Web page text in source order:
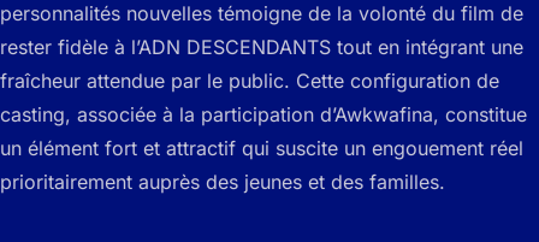
personnalités nouvelles témoigne de la volonté du film de
rester fidèle à l’ADN DESCENDANTS tout en intégrant une
fraîcheur attendue par le public. Cette configuration de
casting, associée à la participation d’Awkwafina, constitue
un élément fort et attractif qui suscite un engouement réel
prioritairement auprès des jeunes et des familles.